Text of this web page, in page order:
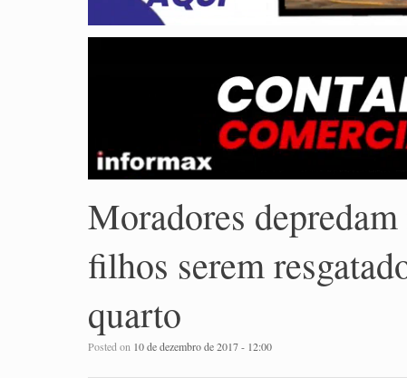
Moradores
filhos serem
quarto
Posted on 10 de dezembro de 2017 - 12:00